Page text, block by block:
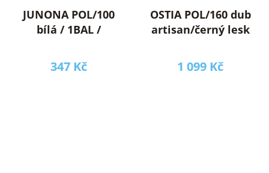
JUNONA POL/100
bílá / 1BAL /
347 Kč
OSTIA POL/160 dub
artisan/černý lesk
1 099 Kč